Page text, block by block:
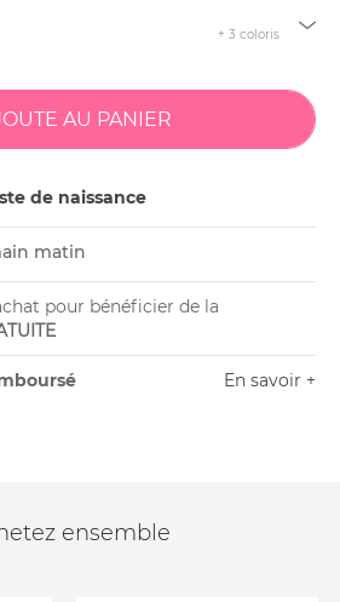
+ 3 coloris
de naissance
matin
pour bénéficier de la
En savoir +
ensemble